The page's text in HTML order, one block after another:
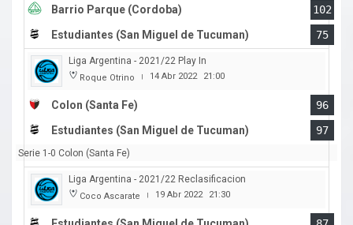
Barrio Parque (Cordoba)
102
Estudiantes (San Miguel de Tucuman)
75
Liga Argentina - 2021/22 Play In
Roque Otrino | 14 Abr 2022 21:00
Colon (Santa Fe)
96
Estudiantes (San Miguel de Tucuman)
97
Serie 1-0 Colon (Santa Fe)
Liga Argentina - 2021/22 Reclasificacion
Coco Ascarate | 19 Abr 2022 21:30